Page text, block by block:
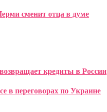
сменит отца в думе
кредиты в России
в переговорах по Украине